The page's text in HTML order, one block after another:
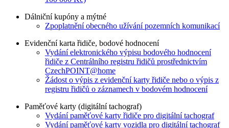
Dálniční kupóny a mýtné
Zpoplatnění obecného užívání pozemních komunikací
Evidenční karta řidiče, bodové hodnocení
Vydání elektronického výpisu bodového hodnocení
řidiče z Centrálního registru řidičů prostřednictvím
CzechPOINT@home
Žádost o výpis z evidenční karty řidiče nebo o výpis z
registru řidičů o záznamech v bodovém hodnocení
Paměťové karty (digitální tachograf)
Vydání paměťové karty řidiče pro digitální tachograf
Vydání paměťové karty vozidla pro digitální tachograf